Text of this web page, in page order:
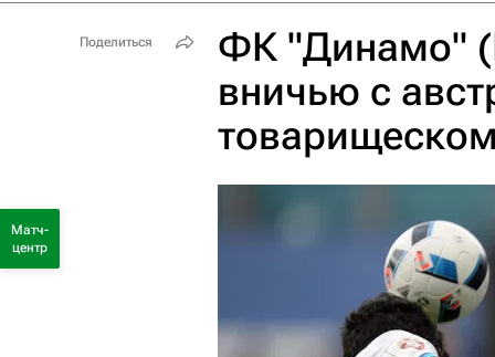
ФК "Динамо"
вничью с
Поделиться
Матч-
центр